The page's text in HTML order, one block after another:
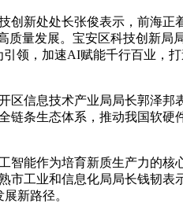
创新处处长张俊表示，前海正
量发展。宝安区科技创新局
领，加速AI赋能千行百业，
区信息技术产业局局长郭泽邦
条生态体系，推动我国软硬
智能作为培育新质生产力的核
市工业和信息化局局长钱韧表
新路径。